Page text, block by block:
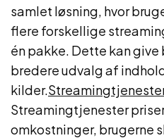
samlet løsning, hvor
flere forskellige
én pakke. Dette kan
bredere udvalg af
kilder.
Streamingtjenester
omkostninger, brugerne